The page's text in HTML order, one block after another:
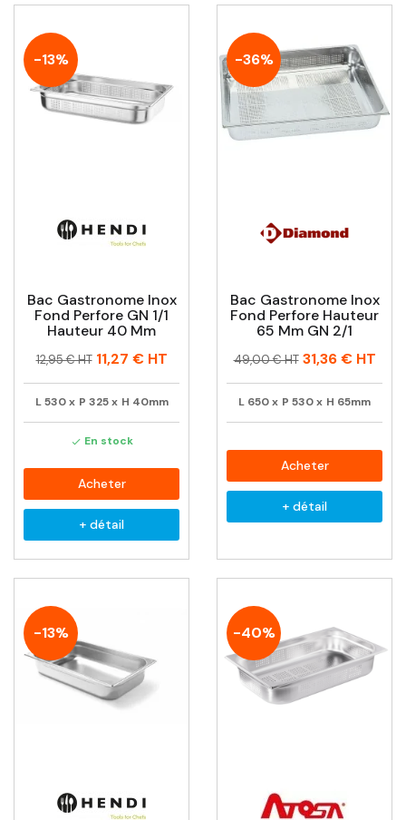
-13%
Bac Gastronome Inox
Fond Perfore GN 1/1
Hauteur 40 Mm
Prix
Prix
12,95 € HT 11,27 €HT
L 530 x P 325 x H 40mm
 En stock
Acheter
+ détail
-36%
Bac Gastronome Inox
Fond Perfore Hauteur
65 Mm GN 2/1
Prix
Prix
49,00 € HT 31,36 €HT
L 650x P 530x H 65mm
Acheter
+ détail
-13% -40%